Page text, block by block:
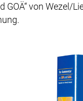
GOÄ“ von Wezel/